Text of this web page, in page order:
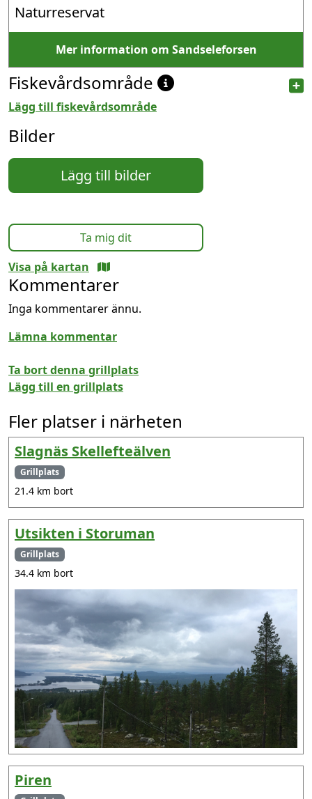
Naturreservat
Mer information om Sandseleforsen
Fiskevårdsområde
Lägg till fiskevårdsområde
Bilder
Lägg till bilder
Ta mig dit
Visa på kartan
Kommentarer
Inga kommentarer ännu.
Lämna kommentar
Ta bort denna grillplats
Lägg till en grillplats
Fler platser i närheten
Slagnäs Skellefteälven
Grillplats
21.4 km bort
Utsikten i Storuman
Grillplats
34.4 km bort
Piren